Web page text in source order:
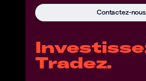
Tradez.